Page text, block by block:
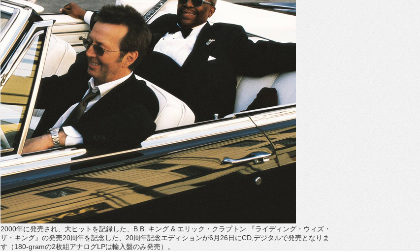
2000年に発売され、大ヒットを記録した、B.B. キング & エリック・クラプトン 『ライディング・ウィズ・
ザ・キング』の発売20周年を記念した、20周年記念エディションが6月26日にCD,デジタルで発売となりま
す（180-gramの2枚組アナログLPは輸入盤のみ発売）。